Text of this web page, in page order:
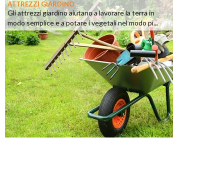
ATTREZZI GIARDINO
Gli attrezzi giardino aiutano a lavorare la terra in
modo semplice e a potare i vegetali nel modo pi...